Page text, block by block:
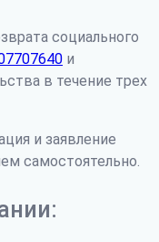
социального
и
в течение трех
и заявление
самостоятельно.